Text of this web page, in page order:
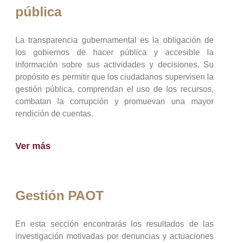
pública
La transparencia gubernamental es la obligación de
los gobiernos de hacer pública y accesible la
información sobre sus actividades y decisiones. Su
propósito es permitir que los ciudadanos supervisen la
gestión pública, comprendan el uso de los recursos,
combatan la corrupción y promuevan una mayor
rendición de cuentas.
Ver más
Gestión PAOT
En esta sección encontrarás los resultados de las
investigación motivadas por denuncias y actuaciones